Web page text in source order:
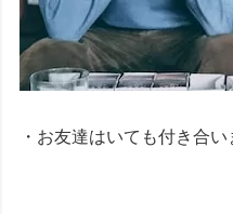
・お友達はいても付き合い